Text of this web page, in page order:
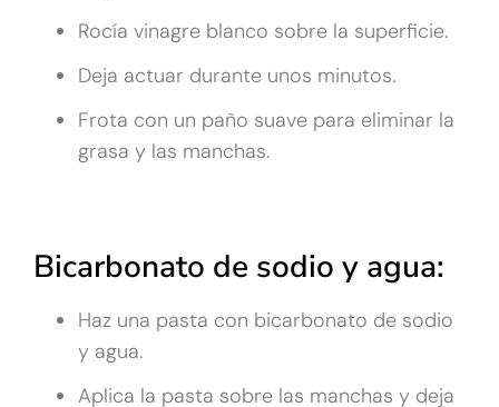
Rocía vinagre blanco sobre la superficie.
Deja actuar durante unos minutos.
Frota con un paño suave para eliminar la
grasa y las manchas.
Bicarbonato de sodio y agua:
Haz una pasta con bicarbonato de sodio
y agua.
Aplica la pasta sobre las manchas y deja